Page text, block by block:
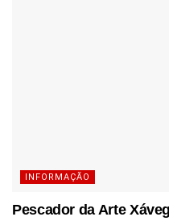
INFORMAÇÃO
Pescador da Arte